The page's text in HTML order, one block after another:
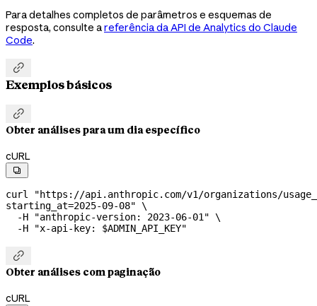
Para detalhes completos de parâmetros e esquemas de
resposta, consulte areferência da API de Analytics do Claude
Code.

Exemplos básicos

Obter análises para um dia específico
cURL

curl
"https://api.anthropic.com/v1/organizations/
starting_at=2025-09-08" \
  -H
"anthropic-version: 2023-06-01" \
  -H
"x-api-key: $ADMIN_API_KEY"

Obter análises com paginação
cURL